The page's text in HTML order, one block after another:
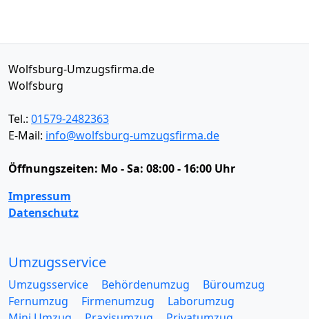
Wolfsburg-Umzugsfirma.de
Wolfsburg
Tel.: 01579-2482363
E-Mail: info@wolfsburg-umzugsfirma.de
Öffnungszeiten: Mo - Sa: 08:00 - 16:00 Uhr
Impressum
Datenschutz
Umzugsservice
Umzugsservice Behördenumzug
Büroumzug
Fernumzug
Firmenumzug
Laborumzug